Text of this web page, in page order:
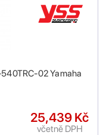
02 Yamaha
25,439 Kč
včetně DPH